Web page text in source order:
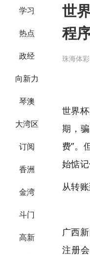
学习
热点
政经
向新力
琴澳
大湾区
订阅
香洲
金湾
斗门
高新
世
程
珠海体彩
世界
期，
费”。
始惦
从转
广西
注册